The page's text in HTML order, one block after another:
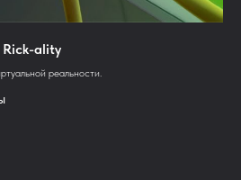
ality
реальности.